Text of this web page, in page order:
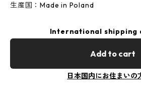
生産国：Made in Poland
International shipping
Add to cart
日本国内にお住まいの